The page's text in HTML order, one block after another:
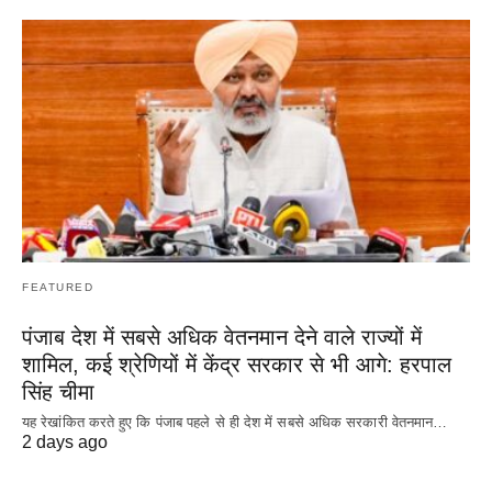
FEATURED
पंजाब देश में सबसे अधिक वेतनमान देने वाले राज्यों में
शामिल, कई श्रेणियों में केंद्र सरकार से भी आगे: हरपाल
सिंह चीमा
यह रेखांकित करते हुए कि पंजाब पहले से ही देश में सबसे अधिक सरकारी वेतनमान…
2 days ago